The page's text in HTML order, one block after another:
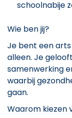
schoolnabije
Wie ben jij?
Je bent een
alleen. Je
samenwerking
waarbij
gaan.
Waarom kiezen